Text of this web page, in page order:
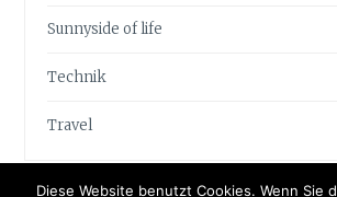
Sunnyside of life
Technik
Travel
Diese Website benutzt Cookies. Wenn Sie